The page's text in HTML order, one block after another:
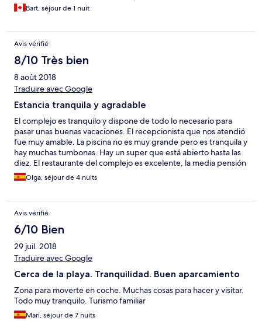
Bart, séjour de 1 nuit
Avis vérifié
8/10 Très bien
8 août 2018
Traduire avec Google
Estancia tranquila y agradable
El complejo es tranquilo y dispone de todo lo necesario para
pasar unas buenas vacaciones. El recepcionista que nos atendió
fue muy amable. La piscina no es muy grande pero es tranquila y
hay muchas tumbonas. Hay un super que está abierto hasta las
diez. El restaurante del complejo es excelente, la media pensión
de calidad, y vale la pena probar el menú degustación que
tienen que está buenísimo y es abundante, calidad precio
apartamentos bien equipados, la única pega es que los
colchones son durisimos y si se duerme varias noches la espalda
se resiente. Al no ser un hotel, no tiene el servicio de limpieza de
habitaciones diario, que no nos supuso un problema pero sí
echamos de menos por ejemplo que no repusieran el papel
higiénico, las bolsas de basura... Pero en general, estuvimos
Delta.
Olga, séjour de 4 nuits
Avis vérifié
6/10 Bien
29 juil. 2018
Traduire avec Google
Cerca de la playa. Tranquilidad. Buen aparcamiento
Zona para moverte en coche. Muchas cosas para hacer y visitar.
Todo muy tranquilo. Turismo familiar
Mari, séjour de 7 nuits